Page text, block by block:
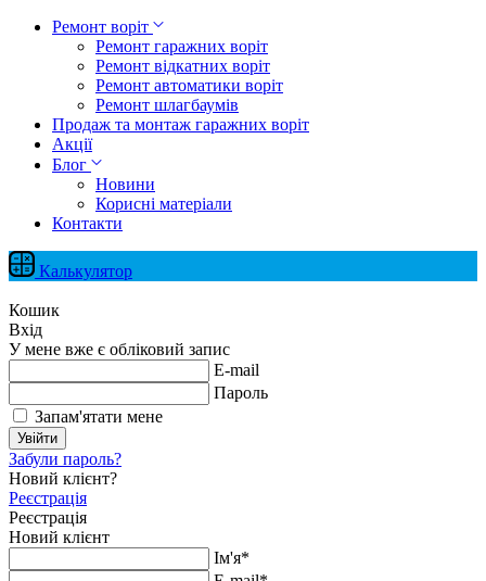
Ремонт воріт
Ремонт гаражних воріт
Ремонт відкатних воріт
Ремонт автоматики воріт
Ремонт шлагбаумів
Продаж та монтаж гаражних воріт
Акції
Блог
Новини
Корисні матеріали
Контакти
Калькулятор
Кошик
Вхід
У мене вже є обліковий запис
E-mail
Пароль
Запам'ятати мене
Увійти
Забули пароль?
Новий клієнт?
Реєстрація
Реєстрація
Новий клієнт
Ім'я*